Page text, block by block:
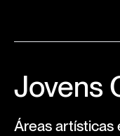
Jovens
Áreas artísticas